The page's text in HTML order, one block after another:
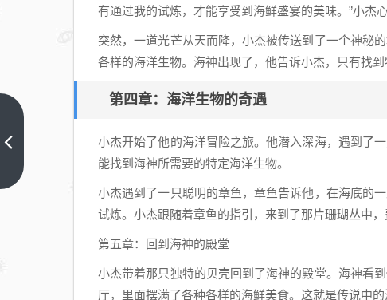
有通过我的试炼，才能享受到海鲜盛宴的美味。”小杰
突然，一道光芒从天而降，小杰被传送到了一个神秘
各样的海洋生物。海神出现了，他告诉小杰，只有找到
第四章：海洋生物的奇遇
小杰开始了他的海洋冒险之旅。他潜入深海，遇到了
能找到海神所需要的特定海洋生物。
小杰遇到了一只聪明的章鱼，章鱼告诉他，在海底的
试炼。小杰跟随着章鱼的指引，来到了那片珊瑚丛中
第五章：回到海神的殿堂
小杰带着那只独特的贝壳回到了海神的殿堂。海神看
厅，里面摆满了各种各样的海鲜美食。这就是传说中的